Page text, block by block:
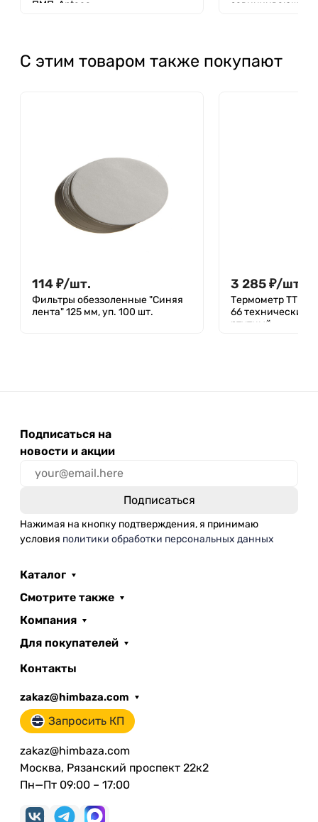
ПМП, Aptaca
С этим товаром также покупают
114₽/шт.
Фильтры обеззоленные "Синяя
лента" 125 мм, уп. 100 шт.
3 285₽/шт.
Термометр ТТ П 2
66 технический
ртутный
Подписаться на
новости и акции
Нажимая на кнопку подтверждения, я принимаю
условия политики обработки персональных данных
Каталог
Смотрите также
Компания
Для покупателей
Контакты
zakaz@himbaza.com
Запросить КП
zakaz@himbaza.com
Москва, Рязанский проспект 22к2
Пн—Пт 09:00 – 17:00